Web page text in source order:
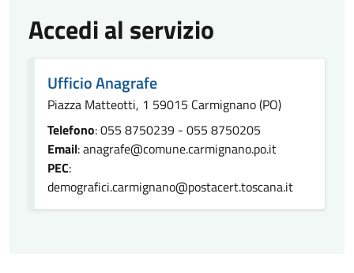
Accedi al servizio
Ufficio Anagrafe
Piazza Matteotti, 1 59015 Carmignano (PO)
Telefono: 055 8750239 - 055 8750205
Email: anagrafe@comune.carmignano.po.it
PEC:
demografici.carmignano@postacert.toscana.it